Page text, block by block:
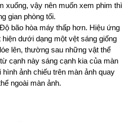
xuống, vậy nên muốn xem phim thì
gian phòng tối.
Độ bão hòa máy thấp hơn. Hiệu ứng
hiện dưới dạng một vệt sáng giống
lên, thường sau những vật thể
cạnh này sáng cạnh kia của màn
ảnh chiếu trên màn ảnh quay
ngoài màn ảnh.